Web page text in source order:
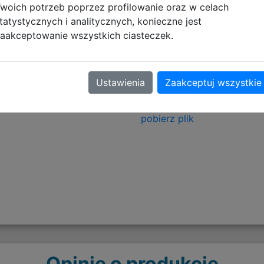
zgodności
Informacje o
Ostrzeżenia
pobierz plik
potrzeb poprzez profilowanie oraz w celach
i analitycznych, konieczne jest
wszystkich ciasteczek.
Ustawienia Zaakceptuj wszystkie